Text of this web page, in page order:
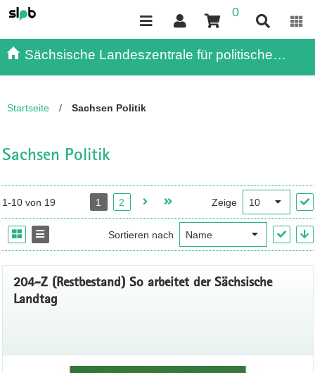
0
Sächsische Landeszentrale für politische
Startseite / Sachsen Politik
Sachsen Politik
1-10 von 19 1 2 Zeige
Sortieren nach
204-Z (Restbestand) So arbeitet der Sächsische
Landtag